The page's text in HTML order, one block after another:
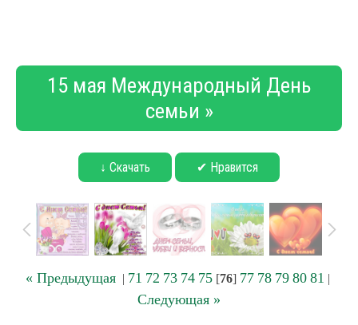
15 мая Международный День
семьи »
↓ Скачать ✔ Нравится
« Предыдущая| 71 72 73 74 75[76] 77 78 79 80 81 |
Следующая »